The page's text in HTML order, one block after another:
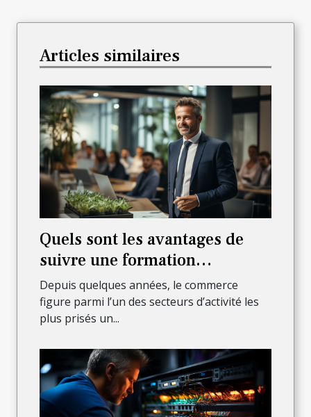
Articles similaires
Quels sont les avantages de
suivre une formation
commerciale ?
Depuis quelques années, le commerce
figure parmi l’un des secteurs d’activité les
plus prisés un...